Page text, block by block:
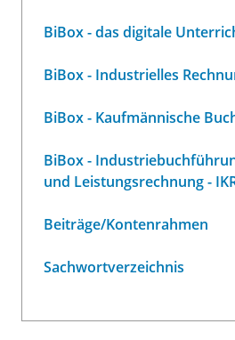
BiBox - das digitale
BiBox - Industrielles
BiBox - Kaufmännische
BiBox -
und Leistungsrechnung -
Beiträge/Kontenrahmen
Sachwortverzeichnis